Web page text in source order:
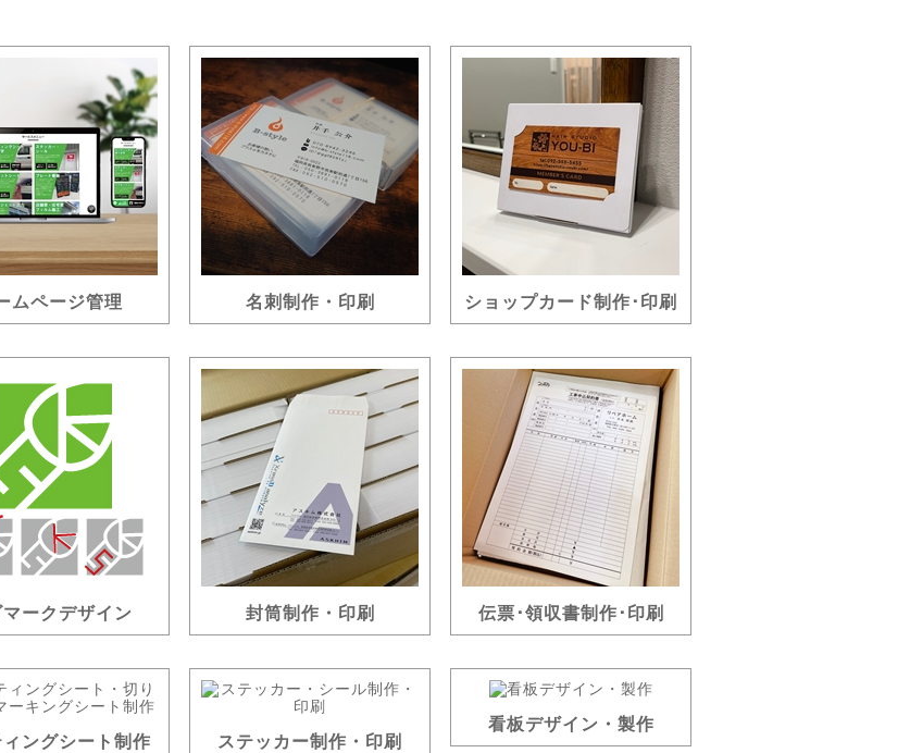
ムページ管理 名刺制作・印刷 ショップカード制作･印刷
マークデザイン 封筒制作・印刷 伝票･領収書制作･印刷
ィングシート制作 ステッカー制作・印刷
看板デザイン・製作